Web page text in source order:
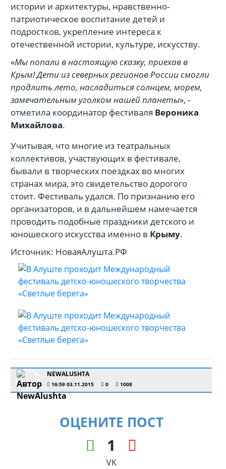
истории и архитектуры, нравственно-
патриотическое воспитание детей и
подростков, укрепление интереса к
отечественной истории, культуре, искусству.
«Мы попали в настоящую сказку, приехав в
Крым! Дети из северных регионов России смогли
продлить лето, насладиться солнцем, морем,
замечательным уголком нашей планеты», -
отметила координатор фестиваля Вероника
Михайлова.
Учитывая, что многие из театральных
коллективов, участвующих в фестивале,
бывали в творческих поездках во многих
странах мира, это свидетельство дорогого
стоит. Фестиваль удался. По признанию его
организаторов, и в дальнейшем намечается
проводить подобные праздники детского и
юношеского искусства именно в Крыму.
Источник: НоваяАлушта.РФ
NEWALUSHTA
16:59 03.11.2015 0 1008
ОЦЕНИТЕ ПОСТ
1
VK